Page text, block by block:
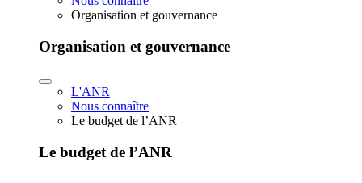
Organisation et gouvernance
Organisation et gouvernance
L'ANR
Nous connaître
Le budget de l’ANR
Le budget de l’ANR